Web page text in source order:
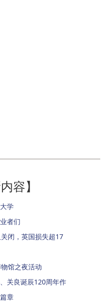
容】
学
者们
闭，英国损失超17
馆之夜活动
关良诞辰120周年作
章